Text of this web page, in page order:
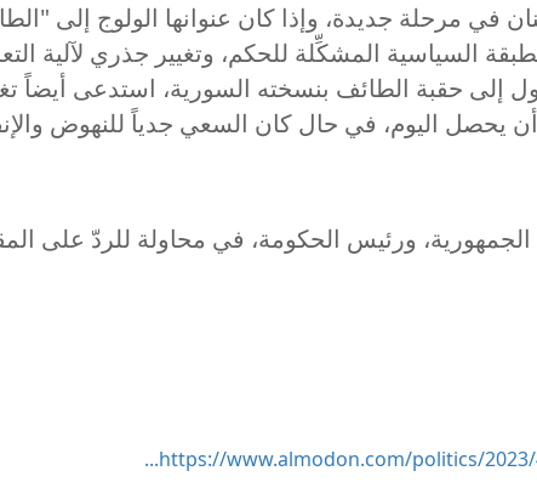
مرحلة جديدة، وإذا كان عنوانها الولوج إلى
السياسية المشكِّلة للحكم، وتغيير جذري لآلية
حقبة الطائف بنسخته السورية، استدعى أيضاً
اليوم، في حال كان السعي جدياً للنهوض
ورئيس الحكومة، في محاولة للردّ على
https://www.almodon.com/politics/2023/4/